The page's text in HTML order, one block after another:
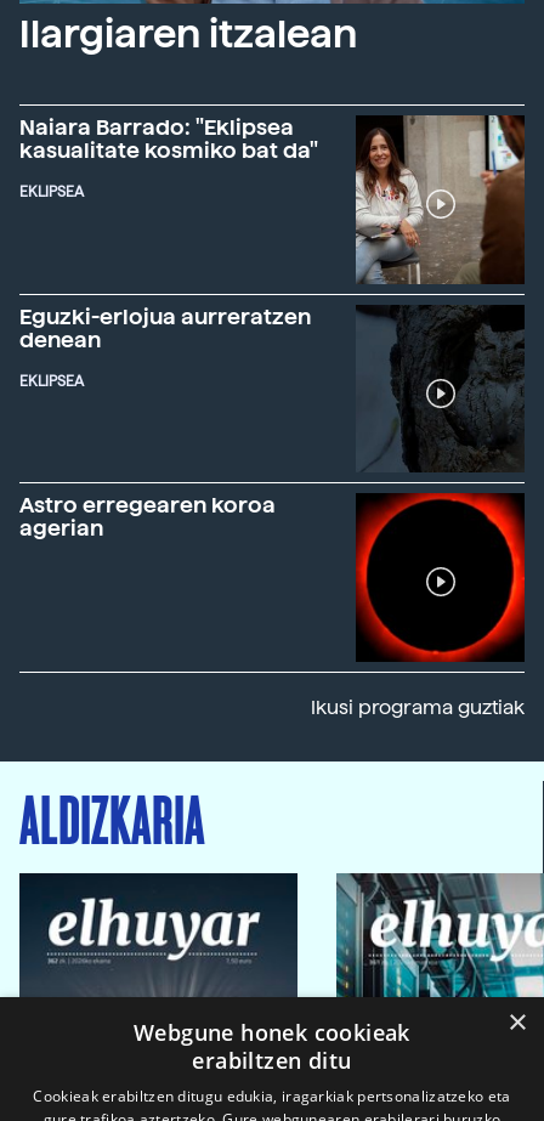
Ilargiaren itzalean
Naiara Barrado: "Eklipsea
kasualitate kosmiko bat da"
EKLIPSEA
Eguzki-erlojua aurreratzen
denean
EKLIPSEA
Astro erregearen koroa
agerian
Ikusi programa guztiak
ALDIZKARIA
×
Webgune honek cookieak
erabiltzen ditu
Cookieak erabiltzen ditugu edukia, iragarkiak pertsonalizatzeko eta